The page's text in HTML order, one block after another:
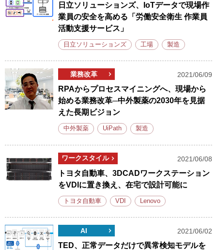
日立ソリューションズ、IoTデータで現場作
業員の安全を高める「労働安全衛生 作業員
活動支援サービス」
日立ソリューションズ 工場 製造
業務改革 2021/06/09
RPAからプロセスマイニングへ、現場から
始める業務改革─中外製薬の2030年を見据
えた長期ビジョン
中外製薬 UiPath 製造
ワークスタイル 2021/06/08
トヨタ自動車、3DCADワークステーション
をVDIに置き換え、在宅で設計可能に
トヨタ自動車 VDI Lenovo
AI 2021/06/02
TED、正常データだけで異常検知モデルを